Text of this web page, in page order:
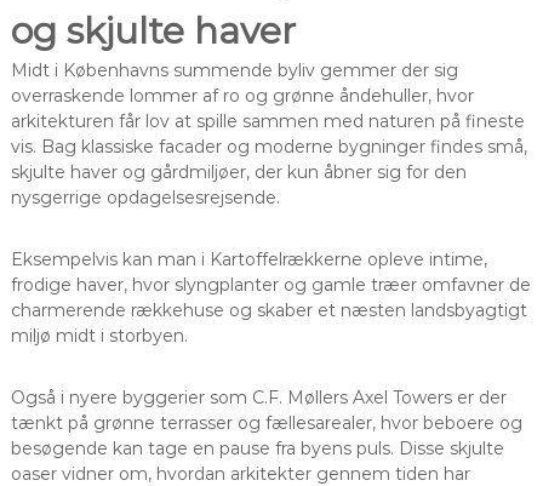
og skjulte haver
Midt i Københavns summende byliv gemmer der sig
overraskende lommer af ro og grønne åndehuller, hvor
arkitekturen får lov at spille sammen med naturen på fineste
vis. Bag klassiske facader og moderne bygninger findes små,
skjulte haver og gårdmiljøer, der kun åbner sig for den
nysgerrige opdagelsesrejsende.
Eksempelvis kan man i Kartoffelrækkerne opleve intime,
frodige haver, hvor slyngplanter og gamle træer omfavner de
charmerende rækkehuse og skaber et næsten landsbyagtigt
miljø midt i storbyen.
Også i nyere byggerier som C.F. Møllers Axel Towers er der
tænkt på grønne terrasser og fællesarealer, hvor beboere og
besøgende kan tage en pause fra byens puls. Disse skjulte
oaser vidner om, hvordan arkitekter gennem tiden har